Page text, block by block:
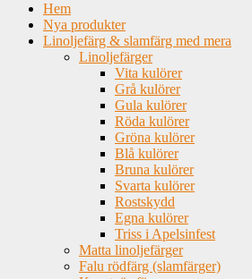
Hem
Nya produkter
Linoljefärg & slamfärg med mera
Linoljefärger
Vita kulörer
Grå kulörer
Gula kulörer
Röda kulörer
Gröna kulörer
Blå kulörer
Bruna kulörer
Svarta kulörer
Rostskydd
Egna kulörer
Triss i Apelsinfest
Matta linoljefärger
Falu rödfärg (slamfärger)